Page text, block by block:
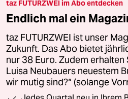
taz FUTURZWEI im Abo entdecken
Endlich mal ein
taz FUTURZWEI ist unser
Zukunft. Das Abo bietet
nur 38 Euro. Zudem erhalten
Luisa Neubauers neuestem
wir mutig sind?“ (solange